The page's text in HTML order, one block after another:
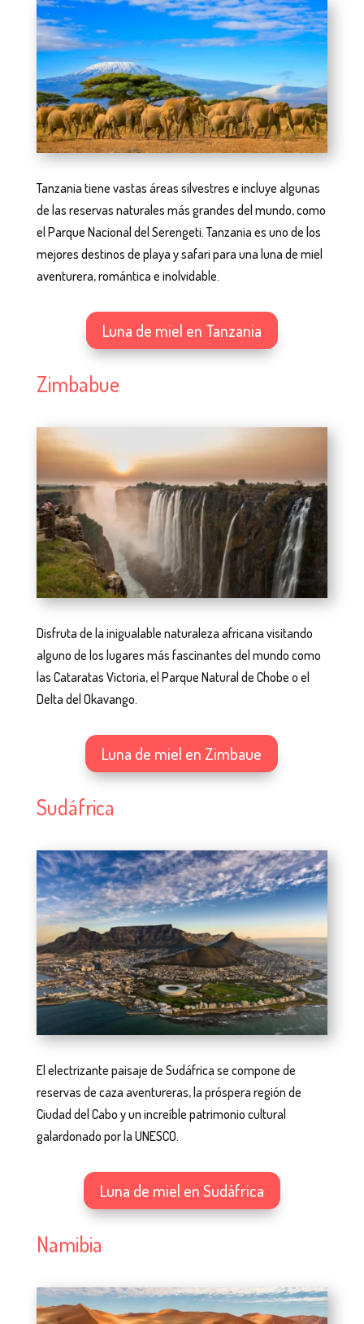
Tanzania tiene vastas áreas silvestres e incluye algunas
de las reservas naturales más grandes del mundo, como
el Parque Nacional del Serengeti. Tanzania es uno de los
mejores destinos de playa y safari para una luna de miel
aventurera, romántica e inolvidable.
Luna de miel en Tanzania
Zimbabue
Disfruta de la inigualable naturaleza africana visitando
alguno de los lugares más fascinantes del mundo como
las Cataratas Victoria, el Parque Natural de Chobe o el
Delta del Okavango.
Luna de miel en Zimbaue
Sudáfrica
El electrizante paisaje de Sudáfrica se compone de
reservas de caza aventureras, la próspera región de
Ciudad del Cabo y un increíble patrimonio cultural
galardonado por la UNESCO.
Luna de miel en Sudáfrica
Namibia